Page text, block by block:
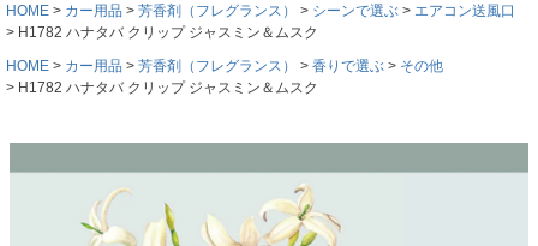
HOME
カー用品 芳香剤（フレグランス） シーンで選ぶ
エアコン送風口
H1782 ハナタバ クリップ ジャスミン＆ムスク
HOME
カー用品 芳香剤（フレグランス） 香りで選ぶ
その他
H1782 ハナタバ クリップ ジャスミン＆ムスク